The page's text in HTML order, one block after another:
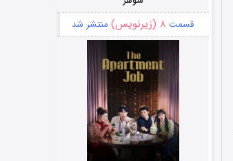
قسمت ۸ (زیرنویس) منتشر شد